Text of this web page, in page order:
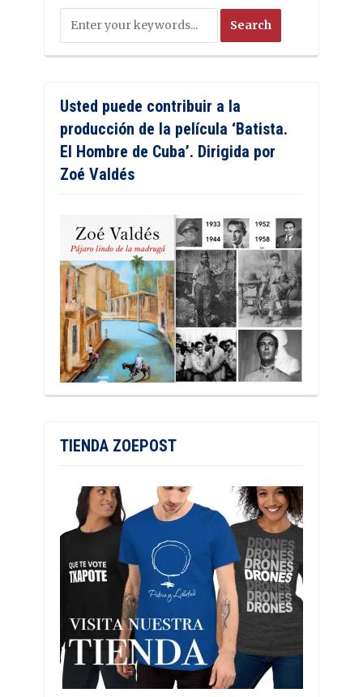
Usted puede contribuir a la
producción de la película ‘Batista.
El Hombre de Cuba’. Dirigida por
Zoé Valdés
TIENDA ZOEPOST